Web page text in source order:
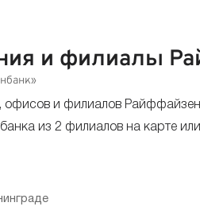
Мгновенные займы
Лучшие займы
Круглосуточные займы
С
Кредитные карты
Кредитные карты
и филиалы
офисов и филиалов
из 2 филиалов на карте